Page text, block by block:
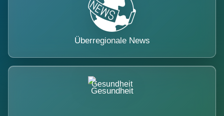
Überregionale News
Gesundheit